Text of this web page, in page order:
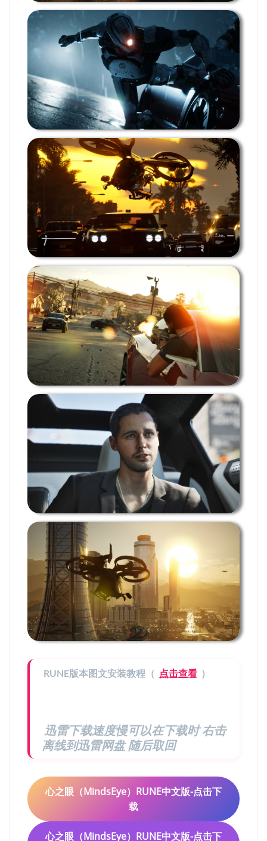
RUNE版本图文安装教程（ 点击查看 ）
迅雷下载速度慢可以在下载时 右击
离线到迅雷网盘 随后取回
心之眼（MindsEye）RUNE中文版-点击下
载
心之眼（MindsEye）RUNE中文版-点击下